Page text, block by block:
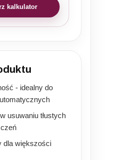
kalkulator
- idealny do
usuwaniu tłustych
dla większości